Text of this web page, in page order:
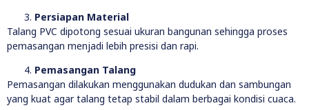
Persiapan Material
Talang PVC dipotong sesuai ukuran bangunan sehingga proses
pemasangan menjadi lebih presisi dan rapi.
Pemasangan Talang
Pemasangan dilakukan menggunakan dudukan dan sambungan
yang kuat agar talang tetap stabil dalam berbagai kondisi cuaca.